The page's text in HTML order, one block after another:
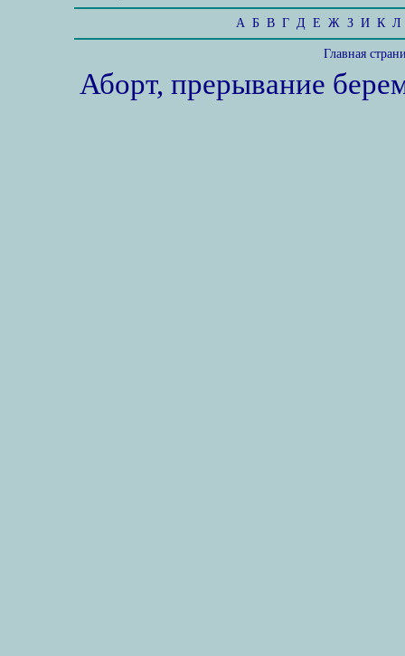
А Б В Г Д Е Ж З И К Л
Главная
Аборт, прерывание